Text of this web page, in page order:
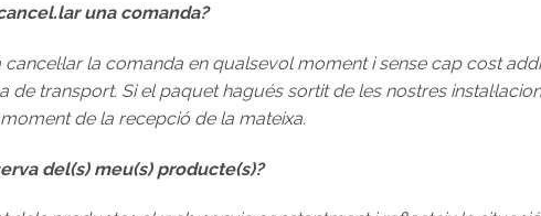
una comanda?
la comanda en qualsevol moment i sense cap cost
de transport. Si el paquet hagués sortit de les nostres
de la recepció de la mateixa.
del(s) meu(s) producte(s)?